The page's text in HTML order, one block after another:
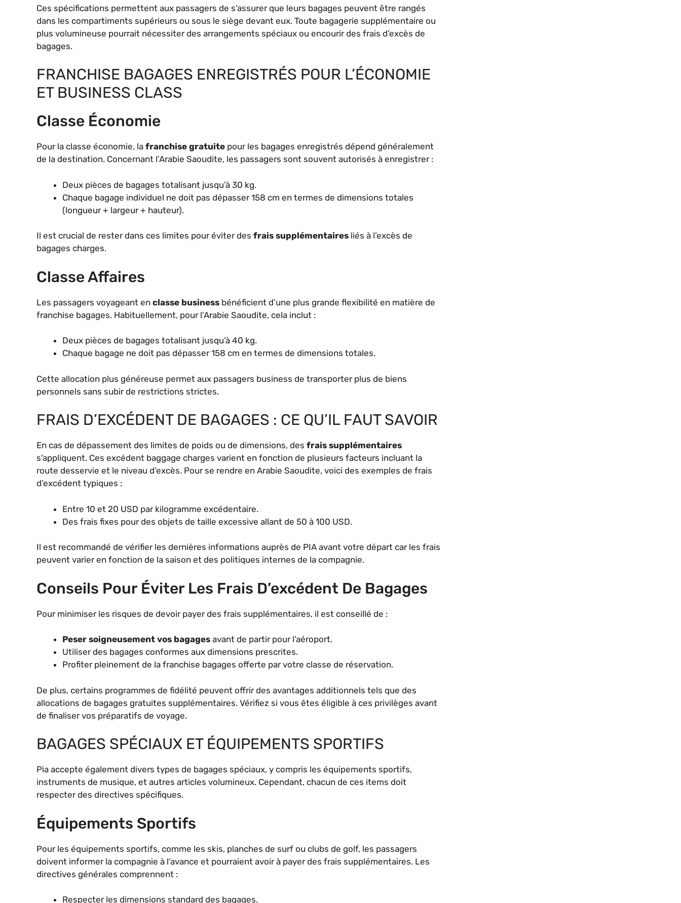
Ces spécifications permettent aux passagers de s’assurer que leurs bagages peuvent être rangés
dans les compartiments supérieurs ou sous le siège devant eux. Toute bagagerie supplémentaire ou
plus volumineuse pourrait nécessiter des arrangements spéciaux ou encourir des frais d’excès de
bagages.
FRANCHISE BAGAGES ENREGISTRÉS POUR L’ÉCONOMIE
ET BUSINESS CLASS
Classe Économie
Pour la classe économie, la franchise gratuite pour les bagages enregistrés dépend généralement
de la destination. Concernant l’Arabie Saoudite, les passagers sont souvent autorisés à enregistrer :
Deux pièces de bagages totalisant jusqu’à 30 kg.
Chaque bagage individuel ne doit pas dépasser 158 cm en termes de dimensions totales
(longueur + largeur + hauteur).
Il est crucial de rester dans ces limites pour éviter des frais supplémentaires liés à l’excès de
bagages charges.
Classe Affaires
Les passagers voyageant en classe business bénéficient d’une plus grande flexibilité en matière de
franchise bagages. Habituellement, pour l’Arabie Saoudite, cela inclut :
Deux pièces de bagages totalisant jusqu’à 40 kg.
Chaque bagage ne doit pas dépasser 158 cm en termes de dimensions totales.
Cette allocation plus généreuse permet aux passagers business de transporter plus de biens
personnels sans subir de restrictions strictes.
FRAIS D’EXCÉDENT DE BAGAGES : CE QU’IL FAUT SAVOIR
En cas de dépassement des limites de poids ou de dimensions, des frais supplémentaires
s’appliquent. Ces excédent baggage charges varient en fonction de plusieurs facteurs incluant la
route desservie et le niveau d’excès. Pour se rendre en Arabie Saoudite, voici des exemples de frais
d’excédent typiques :
Entre 10 et 20 USD par kilogramme excédentaire.
Des frais fixes pour des objets de taille excessive allant de 50 à 100 USD.
Il est recommandé de vérifier les dernières informations auprès de PIA avant votre départ car les frais
peuvent varier en fonction de la saison et des politiques internes de la compagnie.
Conseils Pour Éviter Les Frais D’excédent De Bagages
Pour minimiser les risques de devoir payer des frais supplémentaires, il est conseillé de :
Peser soigneusement vos bagages avant de partir pour l’aéroport.
Utiliser des bagages conformes aux dimensions prescrites.
Profiter pleinement de la franchise bagages offerte par votre classe de réservation.
De plus, certains programmes de fidélité peuvent offrir des avantages additionnels tels que des
allocations de bagages gratuites supplémentaires. Vérifiez si vous êtes éligible à ces privilèges avant
de finaliser vos préparatifs de voyage.
BAGAGES SPÉCIAUX ET ÉQUIPEMENTS SPORTIFS
Pia accepte également divers types de bagages spéciaux, y compris les équipements sportifs,
instruments de musique, et autres articles volumineux. Cependant, chacun de ces items doit
respecter des directives spécifiques.
Équipements Sportifs
Pour les équipements sportifs, comme les skis, planches de surf ou clubs de golf, les passagers
doivent informer la compagnie à l’avance et pourraient avoir à payer des frais supplémentaires. Les
directives générales comprennent :
Respecter les dimensions standard des bagages.